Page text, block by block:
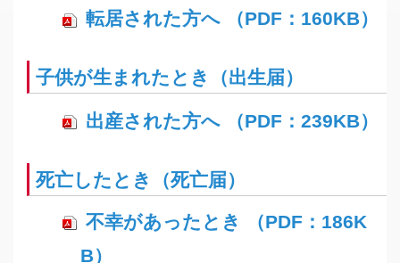
転居された方へ （PDF：160KB）
子供が生まれたとき（出生届）
出産された方へ （PDF：239KB）
死亡したとき（死亡届）
不幸があったとき （PDF：186K
B）